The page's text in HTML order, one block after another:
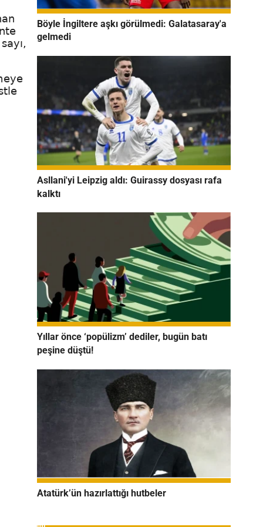
Böyle İngiltere aşkı görülmedi: Galatasaray'a
gelmedi
Asllani'yi Leipzig aldı: Guirassy dosyası rafa
kalktı
Yıllar önce ‘popülizm’ dediler, bugün batı
peşine düştü!
Atatürk’ün hazırlattığı hutbeler